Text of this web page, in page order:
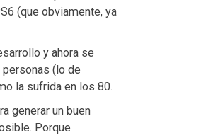
(que obviamente, ya
y ahora se
(lo de
la sufrida en los 80.
generar un buen
Porque